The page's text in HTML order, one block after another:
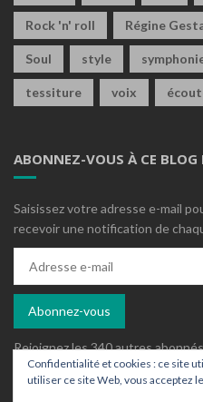
Rock 'n' roll Régine
Soul style
tessiture voix
ABONNEZ-VOUS À CE BLOG
Saisissez votre adresse e-mail
recevoir une notification de
mail
Abonnez-vous
Rejoignez les 340 autres abonnés
Confidentialité et cookies : ce site
utiliser ce site Web, vous acceptez